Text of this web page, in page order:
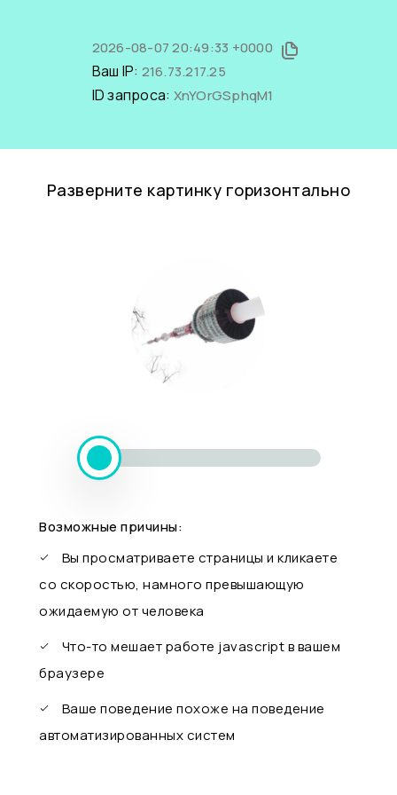
2026-08-07 20:49:33 +0000
Ваш IP: 216.73.217.25
ID запроса: XnYOrGSphqM1
Разверните картинку горизонтально
Возможные причины:
Вы просматриваете страницы и кликаете
со скоростью, намного превышающую
ожидаемую от человека
Что-то мешает работе javascript в вашем
браузере
Ваше поведение похоже на поведение
автоматизированных систем